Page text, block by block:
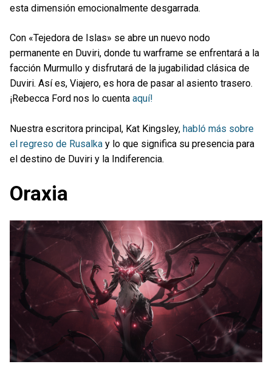
esta dimensión emocionalmente desgarrada.
Con «Tejedora de Islas» se abre un nuevo nodo
permanente en Duviri, donde tu warframe se enfrentará a la
facción Murmullo y disfrutará de la jugabilidad clásica de
Duviri. Así es, Viajero, es hora de pasar al asiento trasero.
¡Rebecca Ford nos lo cuenta aquí!
Nuestra escritora principal, Kat Kingsley, habló más sobre
el regreso de Rusalka y lo que significa su presencia para
el destino de Duviri y la Indiferencia.
Oraxia